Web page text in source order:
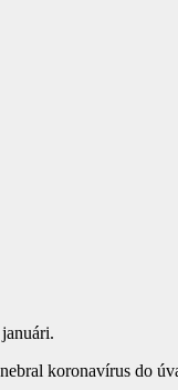
koronavírus do